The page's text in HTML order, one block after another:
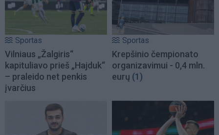
Sportas
Vilniaus „Žalgiris“
kapituliavo prieš „Hajduk“
– praleido net penkis
įvarčius
Sportas
Krepšinio čempionato
organizavimui - 0,4 mln.
eurų (1)